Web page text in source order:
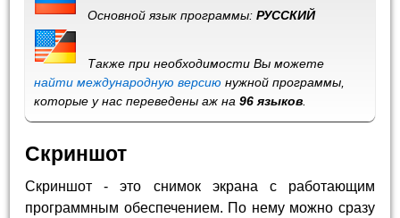
Основной язык программы:РУССКИЙ
Также при необходимости Вы можете
найти международную версию нужной программы,
которые у нас переведены аж на96 языков.
Скриншот
Скриншот - это снимок экрана с работающим
программным обеспечением. По нему можно сразу